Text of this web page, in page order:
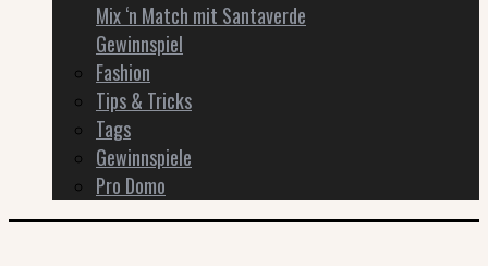
Mix ‘n Match mit Santaverde
Gewinnspiel
Fashion
Tips & Tricks
Tags
Gewinnspiele
Pro Domo